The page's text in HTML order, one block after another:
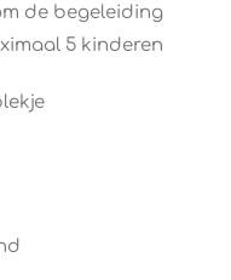
de begeleiding
5 kinderen